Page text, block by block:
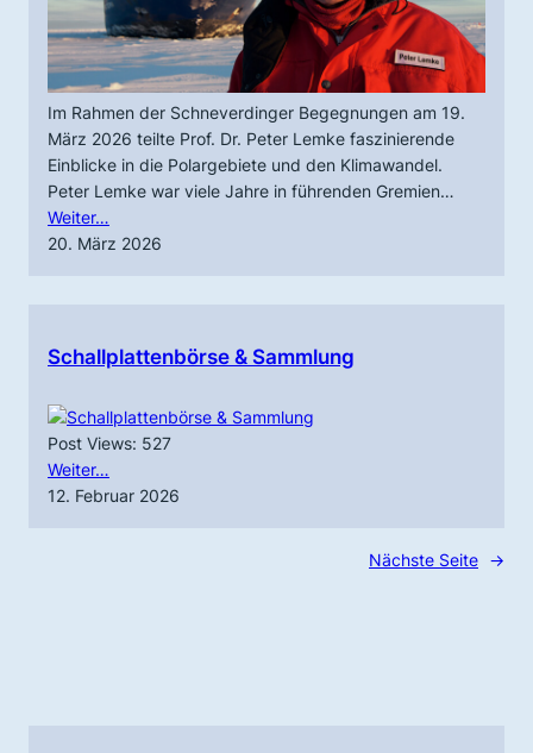
Im Rahmen der Schneverdinger Begegnungen am 19.
März 2026 teilte Prof. Dr. Peter Lemke faszinierende
Einblicke in die Polargebiete und den Klimawandel.
Peter Lemke war viele Jahre in führenden Gremien…
Weiter…
20. März 2026
Schallplattenbörse & Sammlung
Post Views: 527
Weiter…
12. Februar 2026
Nächste Seite →